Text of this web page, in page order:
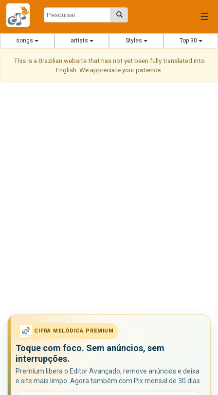
☰
songs artists Styles Top 30
This is a Brazilian website that has not yet been fully translated into
English. We appreciate your patience.
CIFRA MELÓDICA PREMIUM
Toque com foco. Sem anúncios, sem
interrupções.
Premium libera o Editor Avançado, remove anúncios e deixa
o site mais limpo. Agora também com Pix mensal de 30 dias.